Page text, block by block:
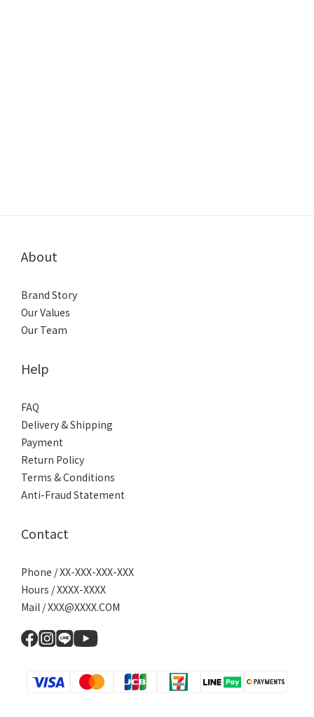
About
Brand Story
Our Values
Our Team
Help
FAQ
Delivery & Shipping
Payment
Return Policy
Terms & Conditions
Anti-Fraud Statement
Contact
Phone / XX-XXX-XXX-XXX
Hours / XXXX-XXXX
Mail / XXX@XXXX.COM